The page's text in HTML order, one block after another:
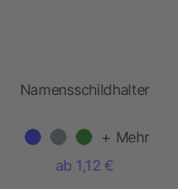
Namensschildhalter
+ Mehr
ab 1,12 €